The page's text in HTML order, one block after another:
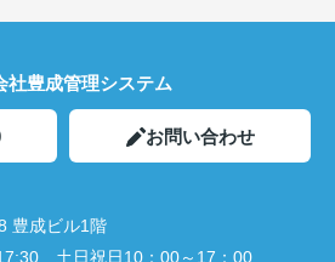
社豊成管理システム
お問い合わせ
豊成ビル1階
土日祝日10：00～17：00